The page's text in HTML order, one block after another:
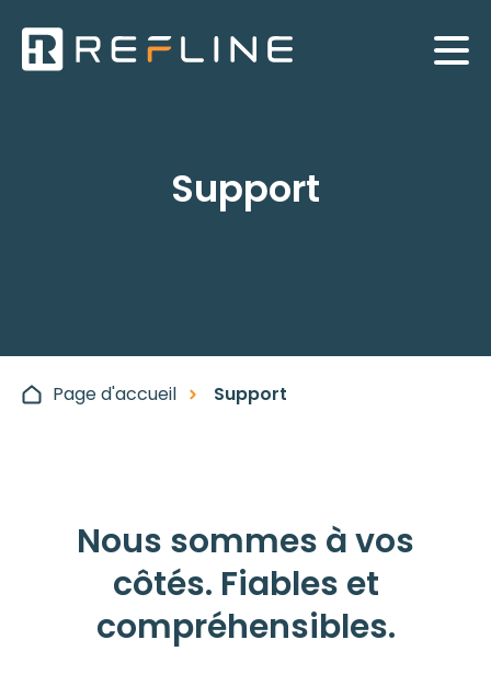
Support
Page d'accueil Support
Nous sommes à vos
côtés. Fiables et
compréhensibles.